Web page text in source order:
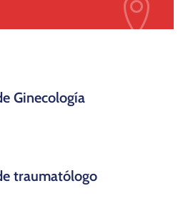
Ginecología
traumatólogo